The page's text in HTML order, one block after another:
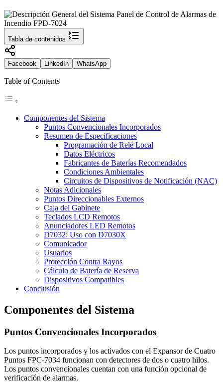
Tabla de contenidos
Facebook LinkedIn WhatsApp
Table of Contents
Componentes del Sistema
Puntos Convencionales Incorporados
Resumen de Especificaciones
Programación de Relé Local
Datos Eléctricos
Fabricantes de Baterías Recomendados
Condiciones Ambientales
Circuitos de Dispositivos de Notificación (NAC)
Notas Adicionales
Puntos Direccionables Externos
Caja del Gabinete
Teclados LCD Remotos
Anunciadores LED Remotos
D7032: Uso con D7030X
Comunicador
Usuarios
Protección Contra Rayos
Cálculo de Batería de Reserva
Dispositivos Compatibles
Conclusión
Componentes del Sistema
Puntos Convencionales Incorporados
Los puntos incorporados y los activados con el Expansor de Cuatro
Puntos FPC‑7034 funcionan con detectores de dos o cuatro hilos.
Los puntos convencionales cuentan con una función opcional de
verificación de alarmas.